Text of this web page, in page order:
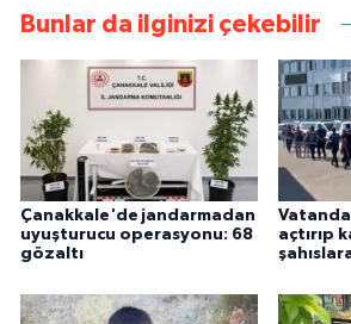
Bunlar da ilginizi çekebilir
Çanakkale'de jandarmadan
uyuşturucu operasyonu: 68
gözaltı
açtırıp